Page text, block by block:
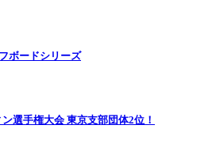
ボードシリーズ
選手権大会 東京支部団体2位！